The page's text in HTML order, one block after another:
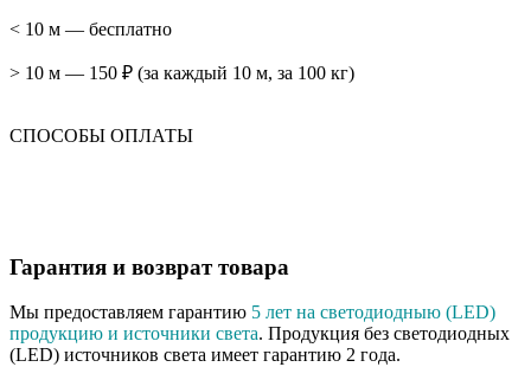
< 10 м — бесплатно
> 10 м — 150 ₽ (за каждый 10 м, за 100 кг)
СПОСОБЫ ОПЛАТЫ
Гарантия и возврат товара
Мы предоставляем гарантию 5 лет на светодиодныю (LED)
продукцию и источники света. Продукция без светодиодных
(LED) источников света имеет гарантию 2 года.